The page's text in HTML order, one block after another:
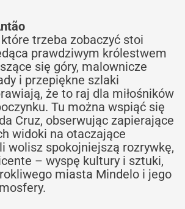
trzeba zobaczyć stoi
prawdziwym królestwem
się góry, malownicze
i przepiękne szlaki
że to raj dla miłośników
Tu można wspiąć się
Cruz, obserwując zapierające
widoki na otaczające
wolisz spokojniejszą rozrywkę,
– wyspę kultury i sztuki,
miasta Mindelo i jego